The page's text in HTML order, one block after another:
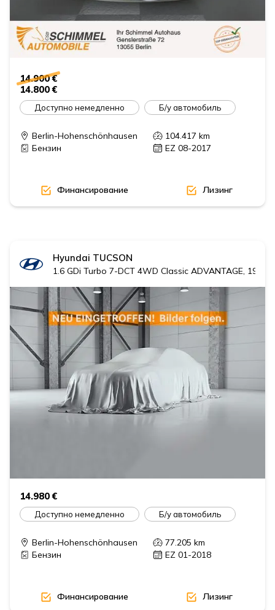
14.900 €
14.800 €
Доступно немедленно Б/у автомобиль
Berlin-Hohenschönhausen 104.417 km
Бензин
EZ 08-2017
Финансирование Лизинг
Hyundai TUCSON
1.6 GDi Turbo 7-DCT 4WD Classic ADVANTAGE, 19'
14.980 €
Доступно немедленно Б/у автомобиль
Berlin-Hohenschönhausen 77.205 km
Бензин
EZ 01-2018
Финансирование Лизинг